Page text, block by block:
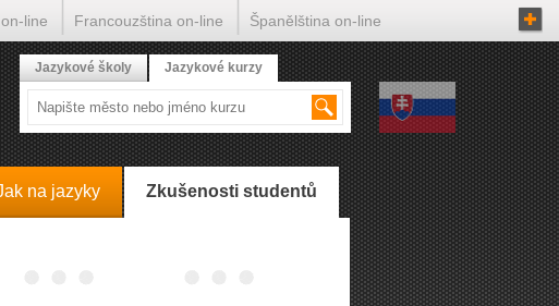
na jazyky Zkušenosti studentů
Jazykové školy Jazykové kurzy
line Francouzština on-line Španělština on-line